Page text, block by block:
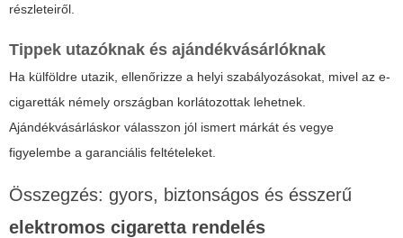
részleteiről.
Tippek utazóknak és ajándékvásárlóknak
Ha külföldre utazik, ellenőrizze a helyi szabályozásokat, mivel az e-
cigaretták némely országban korlátozottak lehetnek.
Ajándékvásárláskor válasszon jól ismert márkát és vegye
figyelembe a garanciális feltételeket.
Összegzés: gyors, biztonságos és ésszerű
elektromos cigaretta rendelés